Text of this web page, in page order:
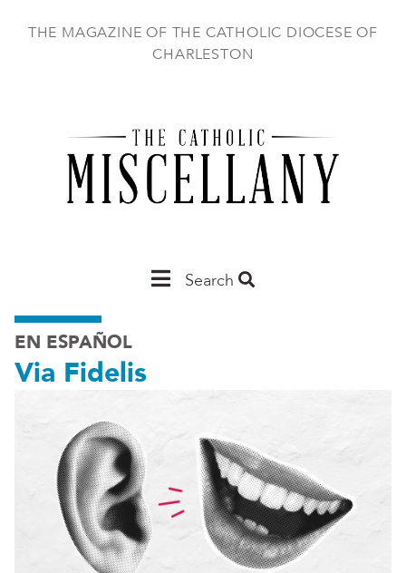
THE MAGAZINE OF THE CATHOLIC DIOCESE OF
CHARLESTON
MainSearch
EN ESPAÑOL
Via Fidelis